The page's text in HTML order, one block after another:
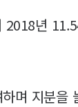
2018년
며 지분을